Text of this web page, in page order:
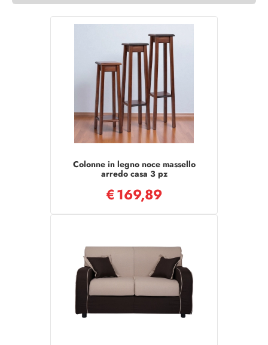
Colonne in legno noce massello
arredo casa 3 pz
€169,89